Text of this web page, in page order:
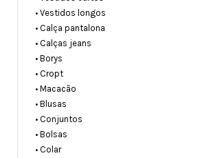
• Vestidos longos
• Calça pantalona
• Calças jeans
• Borys
• Cropt
• Macacão
• Blusas
• Conjuntos
• Bolsas
• Colar